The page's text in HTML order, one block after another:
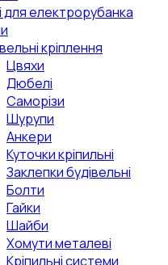
для електрорубанка
кріплення
Цвяхи
Дюбелі
Саморізи
Шурупи
Анкери
Куточки кріпильні
Заклепки будівельні
Болти
Гайки
Шайби
Хомути металеві
Кріпильні системи